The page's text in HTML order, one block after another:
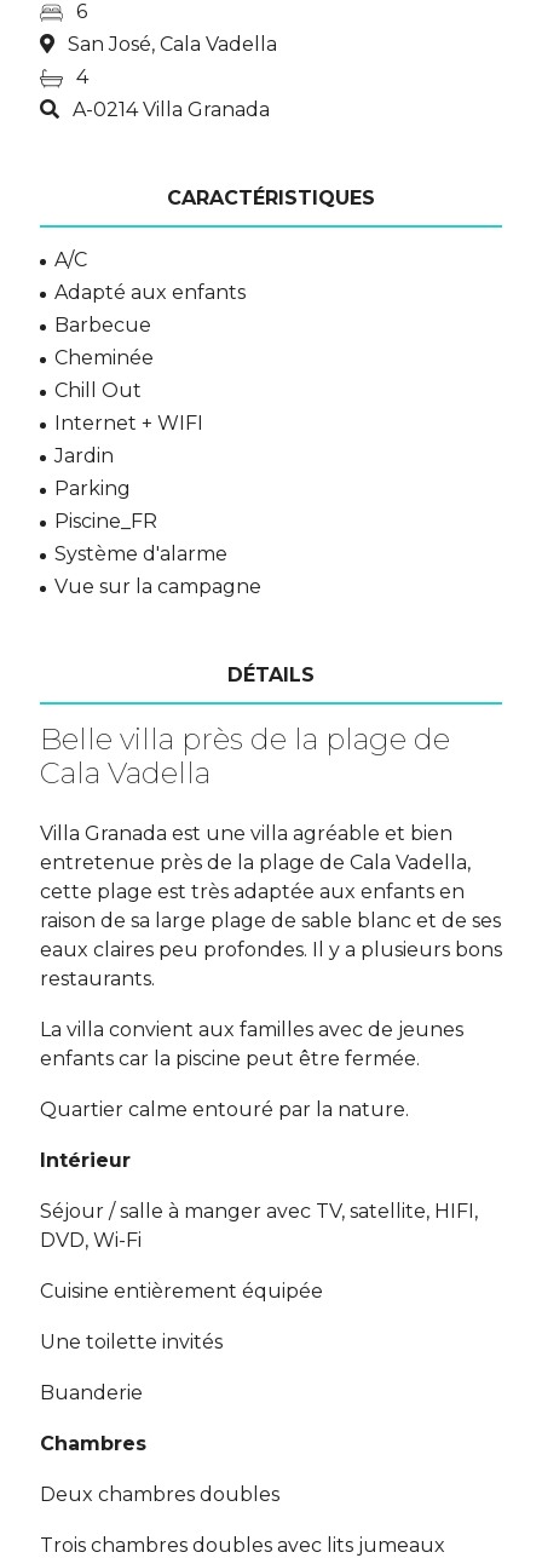
6
San José, Cala Vadella
4
A-0214 Villa Granada
CARACTÉRISTIQUES
A/C
Adapté aux enfants
Barbecue
Cheminée
Chill Out
Internet + WIFI
Jardin
Parking
Piscine_FR
Système d'alarme
Vue sur la campagne
DÉTAILS
Belle villa près de la plage de
Cala Vadella
Villa Granada est une villa agréable et bien
entretenue près de la plage de Cala Vadella,
cette plage est très adaptée aux enfants en
raison de sa large plage de sable blanc et de ses
eaux claires peu profondes. Il y a plusieurs bons
restaurants.
La villa convient aux familles avec de jeunes
enfants car la piscine peut être fermée.
Quartier calme entouré par la nature.
Intérieur
Séjour / salle à manger avec TV, satellite, HIFI,
DVD, Wi-Fi
Cuisine entièrement équipée
Une toilette invités
Buanderie
Chambres
Deux chambres doubles
Trois chambres doubles avec lits jumeaux